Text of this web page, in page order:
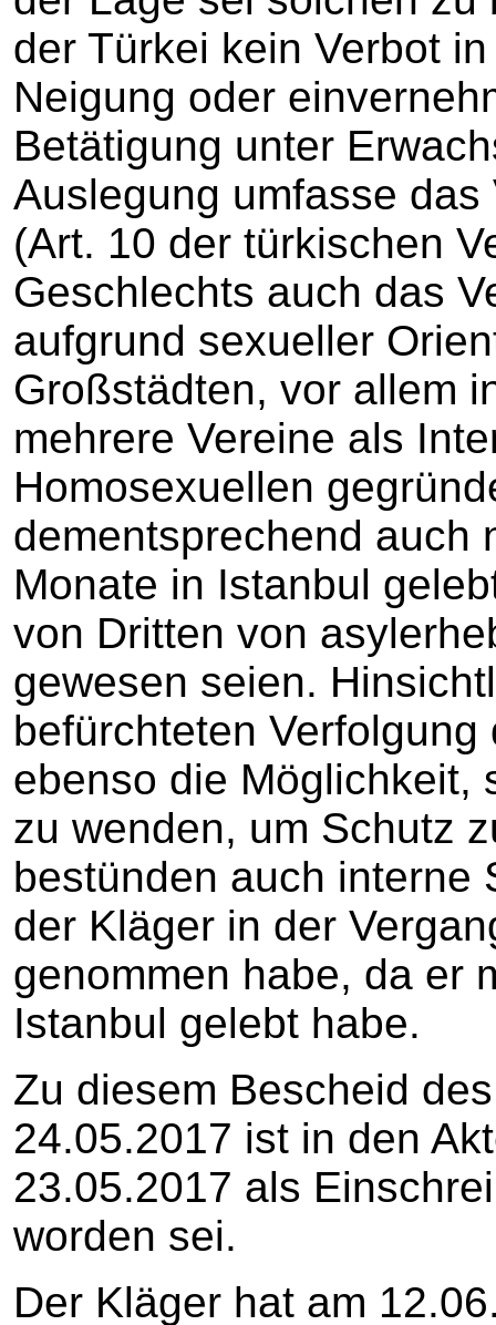
der Türkei kein Verbot
Neigung oder
Betätigung unter
Auslegung umfasse
(Art. 10 der türkischen
Geschlechts auch das
aufgrund sexueller
Großstädten, vor allem
mehrere Vereine als
Homosexuellen
dementsprechend auch
Monate in Istanbul
von Dritten von
gewesen seien.
befürchteten
ebenso die Möglichkeit,
zu wenden, um Schutz
bestünden auch interne
der Kläger in der
genommen habe, da er
Istanbul gelebt habe.
Zu diesem Bescheid
24.05.2017 ist in den
23.05.2017 als
worden sei.
Der Kläger hat am